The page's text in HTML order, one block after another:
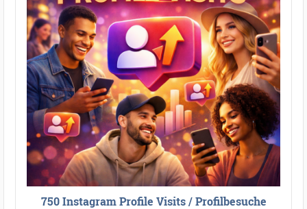
750 Instagram Profile Visits / Profilbesuche